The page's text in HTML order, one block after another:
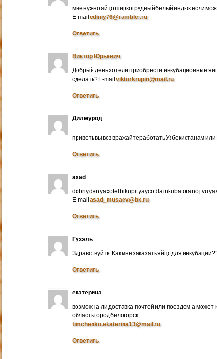
мне нужно яйцо ширкогрудный белый индюк если
E-mailediniy76@rambler.ru
Ответить
Виктор Юрьевич
Добрый день хотели приобрести инкубационные
сделать? E-mailviktorkrupin@mail.ru
Ответить
Дилмурод
приветь вы воз вражайте работать Узбекистанам
Ответить
asad
dobriy den ya xotel bi kupit yayco dla inkubatora no jivu ya
E-mailasad_musaev@bk.ru
Ответить
Гузэль
Здравствуйте. Как мне заказать яйцо для
Ответить
екатерина
возможна ли доставка почтой или поездом а
область город белогорск
timchenko.ekaterina13@mail.ru
Ответить